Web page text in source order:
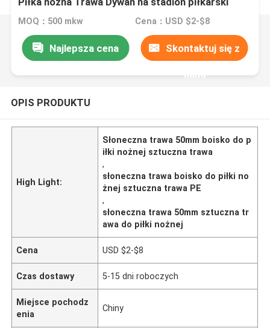
MOQ：500 mkw Cena：USD $2-$8
Najlepsza cena Skontaktuj się z
nami
OPIS PRODUKTU
High Light:
Słoneczna trawa 50mm boisko do p
iłki nożnej sztuczna trawa
,
słoneczna trawa boisko do piłki no
żnej sztuczna trawa PE
,
słoneczna trawa 50mm sztuczna tr
awa do piłki nożnej
Cena USD $2-$8
Czas dostawy 5-15 dni roboczych
Miejsce pochodz
enia
Chiny